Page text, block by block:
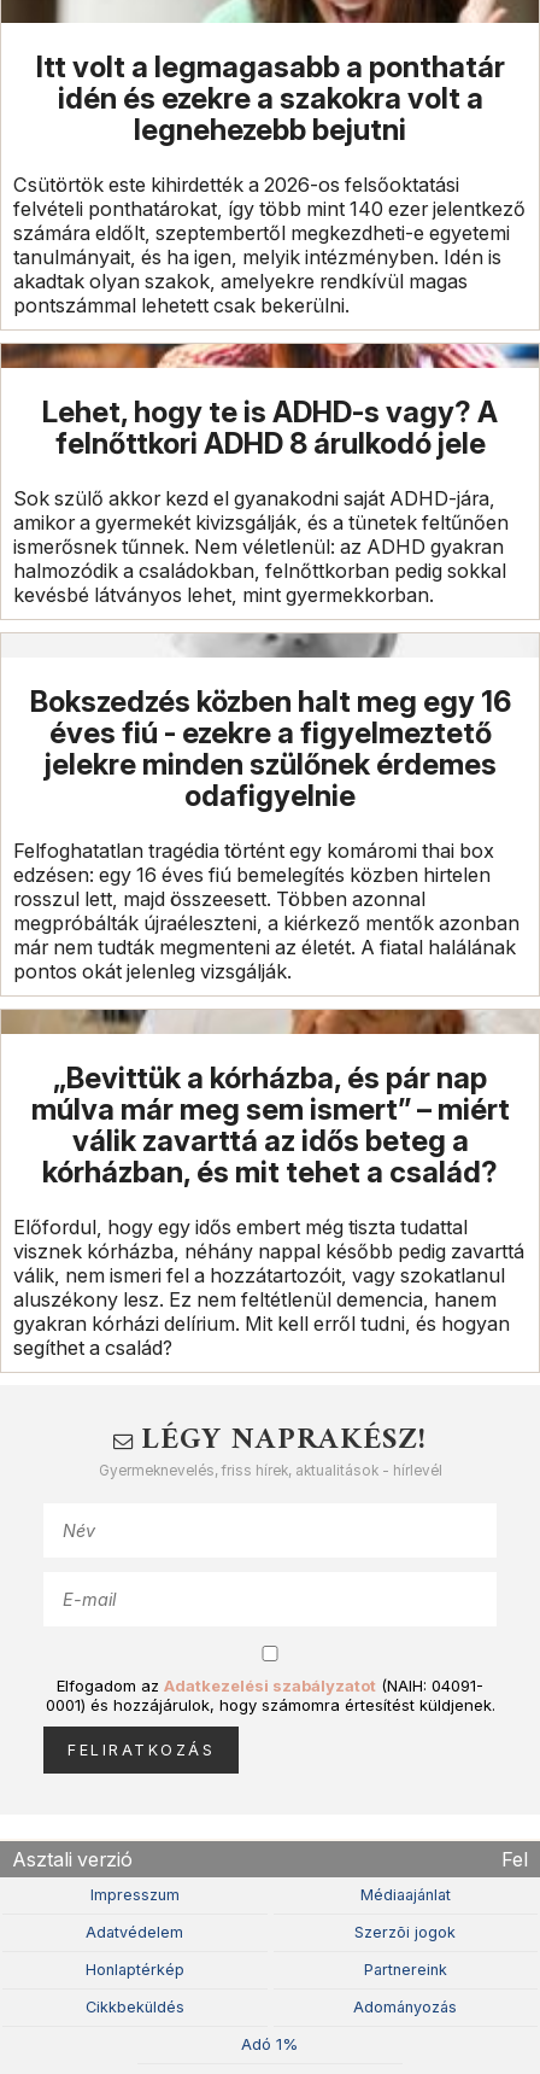
Itt volt a legmagasabb a ponthatár
idén és ezekre a szakokra volt a
legnehezebb bejutni
Csütörtök este kihirdették a 2026-os felsőoktatási
felvételi ponthatárokat, így több mint 140 ezer jelentkező
számára eldőlt, szeptembertől megkezdheti-e egyetemi
tanulmányait, és ha igen, melyik intézményben. Idén is
akadtak olyan szakok, amelyekre rendkívül magas
pontszámmal lehetett csak bekerülni.
Lehet, hogy te is ADHD-s vagy? A
felnőttkori ADHD 8 árulkodó jele
Sok szülő akkor kezd el gyanakodni saját ADHD-jára,
amikor a gyermekét kivizsgálják, és a tünetek feltűnően
ismerősnek tűnnek. Nem véletlenül: az ADHD gyakran
halmozódik a családokban, felnőttkorban pedig sokkal
kevésbé látványos lehet, mint gyermekkorban.
Bokszedzés közben halt meg egy 16
éves fiú - ezekre a figyelmeztető
jelekre minden szülőnek érdemes
odafigyelnie
Felfoghatatlan tragédia történt egy komáromi thai box
edzésen: egy 16 éves fiú bemelegítés közben hirtelen
rosszul lett, majd összeesett. Többen azonnal
megpróbálták újraéleszteni, a kiérkező mentők azonban
már nem tudták megmenteni az életét. A fiatal halálának
pontos okát jelenleg vizsgálják.
„Bevittük a kórházba, és pár nap
múlva már meg sem ismert” – miért
válik zavarttá az idős beteg a
kórházban, és mit tehet a család?
Előfordul, hogy egy idős embert még tiszta tudattal
visznek kórházba, néhány nappal később pedig zavarttá
válik, nem ismeri fel a hozzátartozóit, vagy szokatlanul
aluszékony lesz. Ez nem feltétlenül demencia, hanem
gyakran kórházi delírium. Mit kell erről tudni, és hogyan
segíthet a család?
LÉGY NAPRAKÉSZ!
Gyermeknevelés, friss hírek, aktualitások - hírlevél
Elfogadom az Adatkezelési szabályzatot (NAIH: 04091-
0001) és hozzájárulok, hogy számomra értesítést küldjenek.
Asztali verzió Fel
Impresszum Médiaajánlat
Adatvédelem Szerzõi jogok
Honlaptérkép Partnereink
Cikkbeküldés Adományozás
Adó 1%